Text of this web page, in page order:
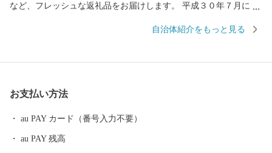
など、フレッシュな返礼品をお届けします。 平成３０年７月には
されました。 五島市には「久賀島の集落」と「奈留の江上集落」
自治体紹介をもっと見る
お支払い方法
au PAY カード（番号入力不要）
au PAY 残高